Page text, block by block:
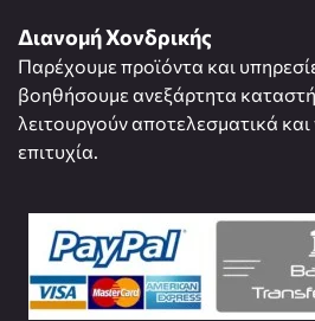
Διανομή Χονδρικής
Παρέχουμε προϊόντα και
βοηθήσουμε ανεξάρτητα
λειτουργούν αποτελεσματικά
επιτυχία.